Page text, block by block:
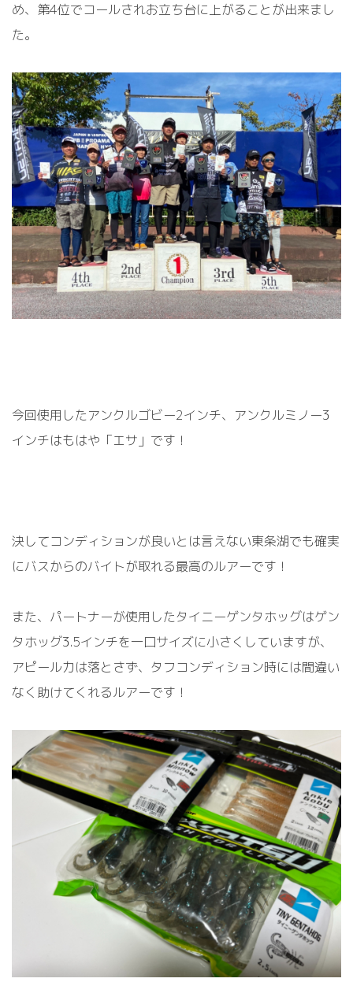
め、第4位でコールされお立ち台に上がることが出来まし
た。
今回使用したアンクルゴビー2インチ、アンクルミノー3
インチはもはや「エサ」です！
決してコンディションが良いとは言えない東条湖でも確実
にバスからのバイトが取れる最高のルアーです！
また、パートナーが使用したタイニーゲンタホッグはゲン
タホッグ3.5インチを一口サイズに小さくしていますが、
アピール力は落とさず、タフコンディション時には間違い
なく助けてくれるルアーです！